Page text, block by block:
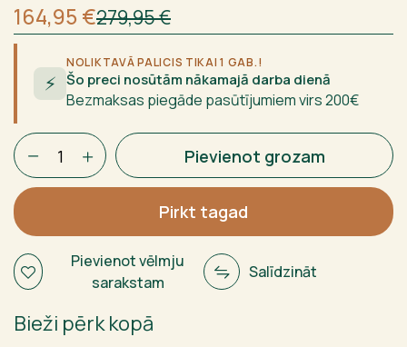
279,95€
Sākotnējā
cena
bija:279,95 €.
164,95 €
Current
price
is:164,95 €.
⚡
NOLIKTAVĀ PALICIS TIKAI 1 GAB.!
Šo preci nosūtām nākamajā darba dienā
Bezmaksas piegāde pasūtījumiem virs 200€
ADIDAS
CROSS
IT
Carbon
Ctrl
3.4
2025
daudzums
Pievienot grozam
Pirkt tagad
Pievienot vēlmju
sarakstam
Salīdzināt
Bieži pērk kopā